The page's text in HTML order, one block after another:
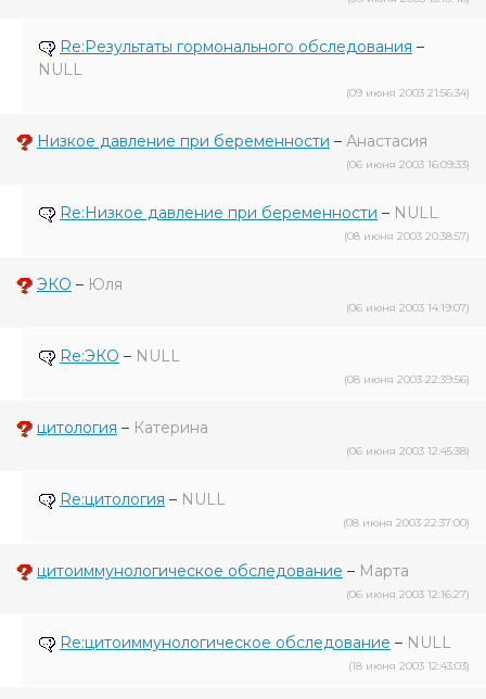
Re:Результаты гормонального обследования –
NULL
(09 июня 2003 21:56:34)
Низкое давление при беременности – Анастасия
(06 июня 2003 16:09:33)
Re:Низкое давление при беременности – NULL
(08 июня 2003 20:38:57)
ЭКО – Юля
(06 июня 2003 14:19:07)
Re:ЭКО – NULL
(08 июня 2003 22:39:56)
цитология – Катерина
(06 июня 2003 12:45:38)
Re:цитология – NULL
(08 июня 2003 22:37:00)
цитоиммунологическое обследование – Марта
(06 июня 2003 12:16:27)
Re:цитоиммунологическое обследование – NULL
(18 июня 2003 12:43:03)